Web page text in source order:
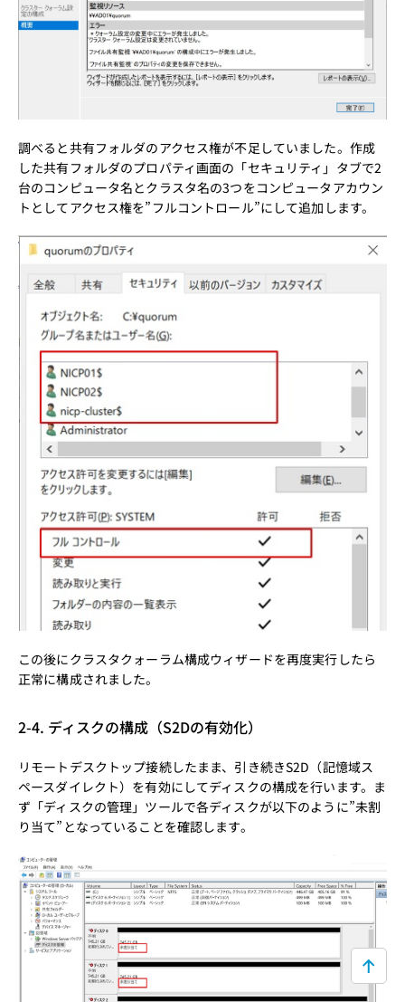
調べると共有フォルダのアクセス権が不足していました。作成
した共有フォルダのプロパティ画面の「セキュリティ」タブで2
台のコンピュータ名とクラスタ名の3つをコンピュータアカウン
トとしてアクセス権を”フルコントロール”にして追加します。
この後にクラスタクォーラム構成ウィザードを再度実行したら
正常に構成されました。
2-4. ディスクの構成（S2Dの有効化）
リモートデスクトップ接続したまま、引き続きS2D（記憶域ス
ペースダイレクト）を有効にしてディスクの構成を行います。ま
ず「ディスクの管理」ツールで各ディスクが以下のように”未割
り当て”となっていることを確認します。